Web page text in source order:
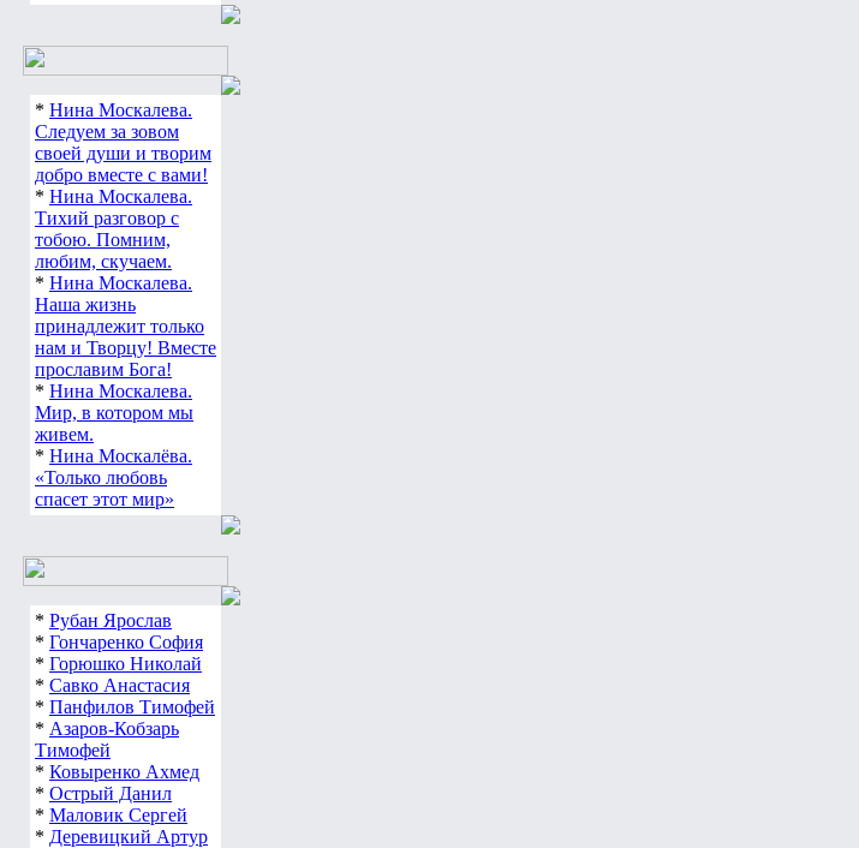
* Нина Москалева.
Следуем за зовом
своей души и творим
добро вместе с вами!
* Нина Москалева.
Тихий разговор с
тобою. Помним,
любим, скучаем.
* Нина Москалева.
Наша жизнь
принадлежит только
нам и Творцу! Вместе
прославим Бога!
* Нина Москалева.
Мир, в котором мы
живем.
* Нина Москалёва.
«Только любовь
спасет этот мир»
* Рубан Ярослав
* Гончаренко София
* Горюшко Николай
* Савко Анастасия
* Панфилов Тимофей
* Азаров-Кобзарь
Тимофей
* Ковыренко Ахмед
* Острый Данил
* Маловик Сергей
* Деревицкий Артур